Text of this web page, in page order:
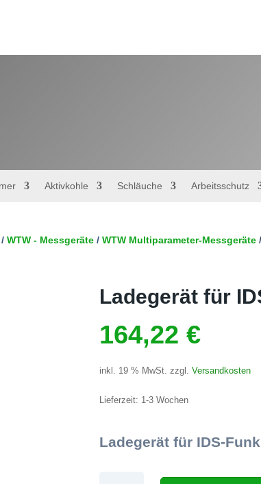
Aktivkohle Schläuche Arbeitsschutz
WTW - Messgeräte /WTW Multiparameter-Messgeräte /
Ladegerät für
164,22€
inkl. 19 % MwSt. zzgl.Versandkosten
Lieferzeit: 1-3 Wochen
Ladegerät für IDS-